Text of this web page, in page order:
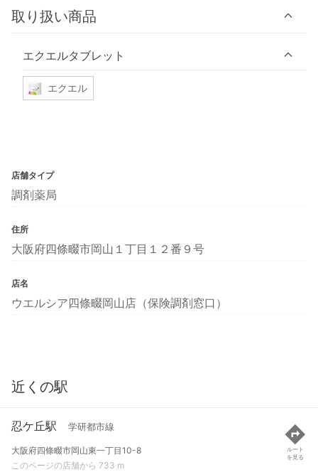
取り扱い商品
エクエルタブレット
エクエル
店舗タイプ
調剤薬局
住所
大阪府四條畷市岡山１丁目１２番９号
店名
ウエルシア四條畷岡山店（保険調剤窓口）
近くの駅
忍ケ丘駅 学研都市線
大阪府四條畷市岡山東一丁目10-8
このページの店舗から 733 m
ルート
を見る